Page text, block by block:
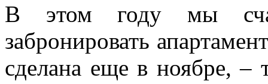
В этом году мы
забронировать
сделана еще в ноябре, –